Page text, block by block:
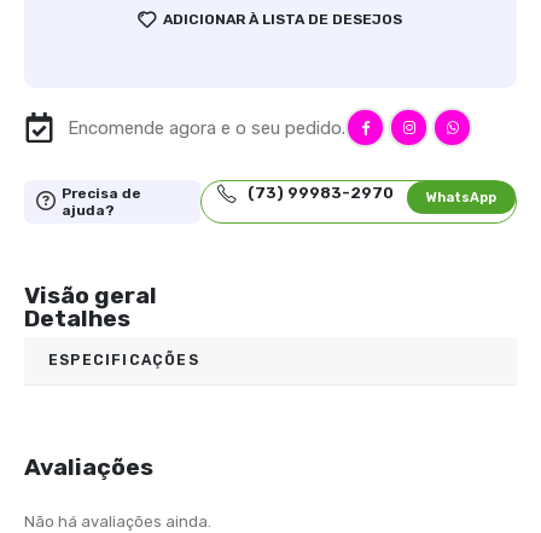
ADICIONAR À LISTA DE DESEJOS
Encomende agora e o seu pedido.
Precisa de
ajuda?
(73) 99983-2970 WhatsApp
Visão geral
Detalhes
ESPECIFICAÇÕES
Avaliações
Não há avaliações ainda.